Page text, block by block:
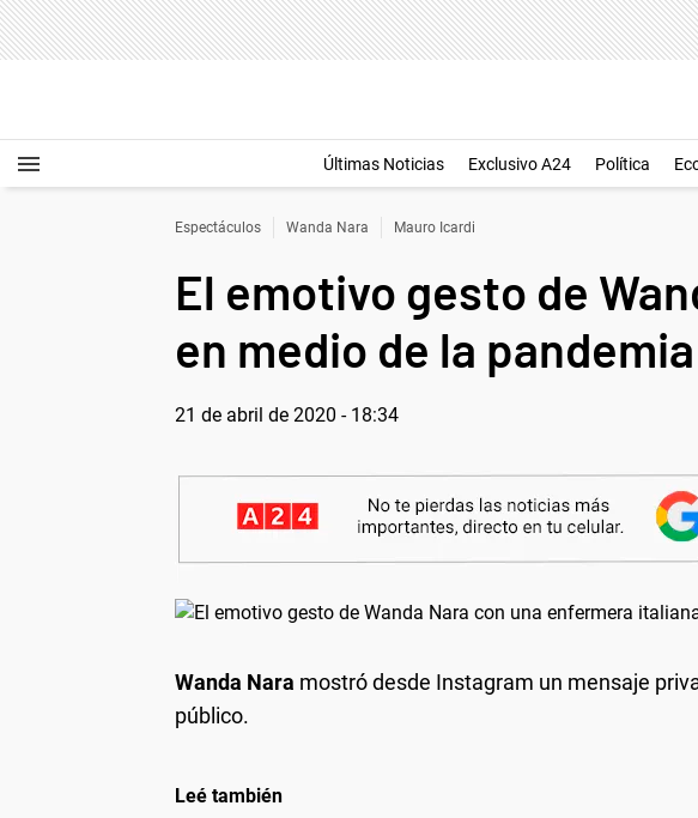
Últimas Noticias Exclusivo A24 Política
Espectáculos Wanda Nara Mauro Icardi
El emotivo gesto de
en medio de la pandemia
21 de abril de 2020 - 18:34
Wanda Nara mostró desde Instagram un mensaje
público.
Leé también